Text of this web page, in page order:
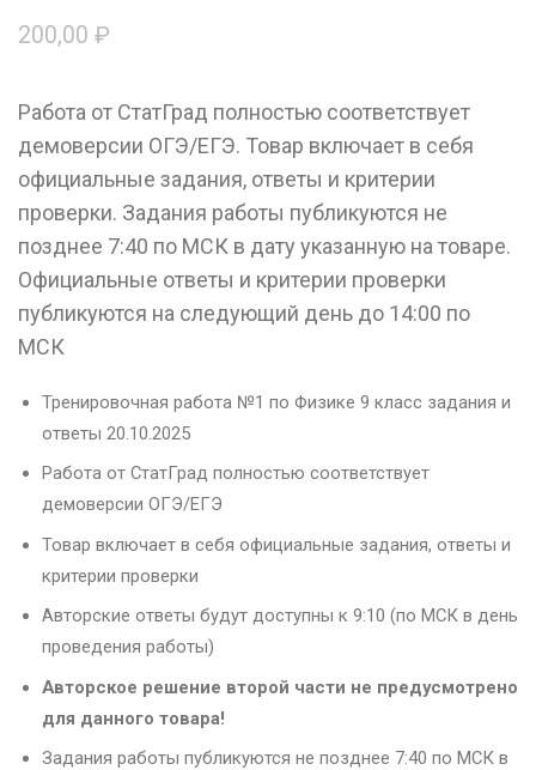
200,00 ₽
Работа от СтатГрад полностью соответствует
демоверсии ОГЭ/ЕГЭ. Товар включает в себя
официальные задания, ответы и критерии
проверки. Задания работы публикуются не
позднее 7:40 по МСК в дату указанную на товаре.
Официальные ответы и критерии проверки
публикуются на следующий день до 14:00 по
МСК
Тренировочная работа №1 по Физике 9 класс задания и
ответы 20.10.2025
Работа от СтатГрад полностью соответствует
демоверсии ОГЭ/ЕГЭ
Товар включает в себя официальные задания, ответы и
критерии проверки
Авторские ответы будут доступны к 9:10 (по МСК в день
проведения работы)
Авторское решение второй части не предусмотрено
для данного товара!
Задания работы публикуются не позднее 7:40 по МСК в